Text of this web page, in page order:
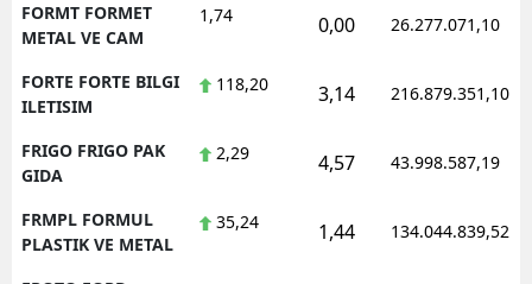
FORMT FORMET
METAL VE CAM
1,74 0,00 26.277.071,10
FORTE FORTE BILGI
ILETISIM
118,20 3,14 216.879.351,10
FRIGO FRIGO PAK
GIDA
2,29 4,57 43.998.587,19
FRMPL FORMUL
PLASTIK VE METAL
35,24 1,44 134.044.839,52